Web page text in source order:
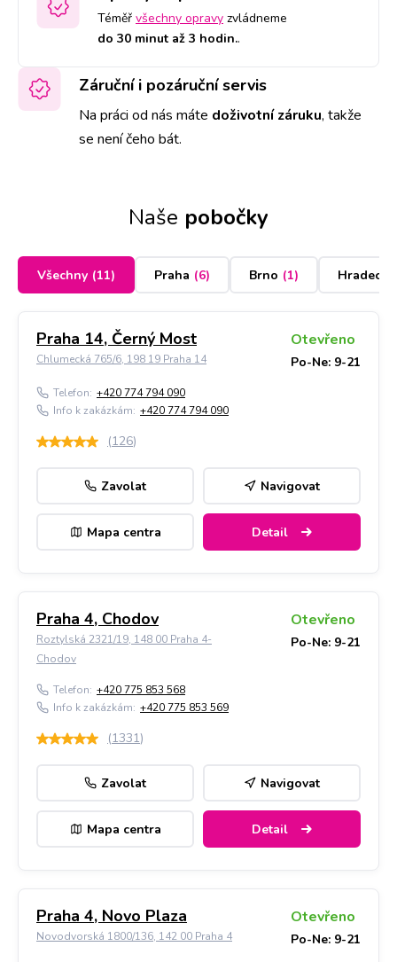
Téměř všechny opravy zvládneme
do 30 minut až 3 hodin..
Záruční i pozáruční servis
Na práci od nás máte doživotní záruku, takže
se není čeho bát.
Naše pobočky
Všechny (11) Praha (6) Brno (1) Hradec
Praha 14, Černý Most
Chlumecká 765/6, 198 19 Praha 14
Otevřeno
Po-Ne: 9-21
Telefon: +420 774 794 090
Info k zakázkám: +420 774 794 090
(126)
Zavolat Navigovat
Mapa centra Detail
Praha 4, Chodov
Roztylská 2321/19, 148 00 Praha 4-
Chodov
Otevřeno
Po-Ne: 9-21
Telefon: +420 775 853 568
Info k zakázkám: +420 775 853 569
(1331)
Zavolat Navigovat
Mapa centra Detail
Praha 4, Novo Plaza
Novodvorská 1800/136, 142 00 Praha 4
Otevřeno
Po-Ne: 9-21